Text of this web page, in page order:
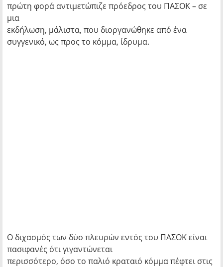
πρώτη φορά αντιμετώπιζε πρόεδρος του ΠΑΣΟΚ – σε
μια
εκδήλωση, μάλιστα, που διοργανώθηκε από ένα
συγγενικό, ως προς το κόμμα, ίδρυμα.
Ο διχασμός των δύο πλευρών εντός του ΠΑΣΟΚ είναι
πασιφανές ότι γιγαντώνεται
περισσότερο, όσο το παλιό κραταιό κόμμα πέφτει στις